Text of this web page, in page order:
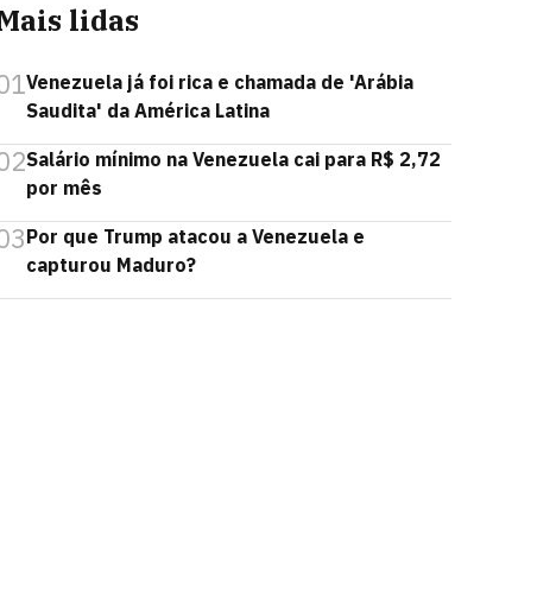
lidas
Venezuela já foi rica e chamada de 'Arábia
Saudita' da América Latina
Salário mínimo na Venezuela cai para R$ 2,72
por mês
Por que Trump atacou a Venezuela e
capturou Maduro?